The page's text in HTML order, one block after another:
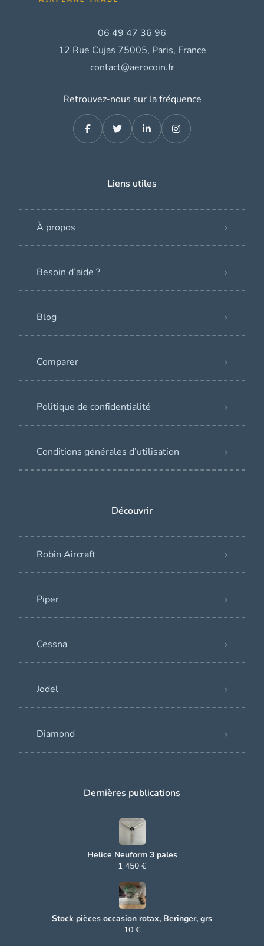
06 49 47 36 96
12 Rue Cujas 75005, Paris, France
contact@aerocoin.fr
Retrouvez-nous sur la fréquence
Liens utiles
À propos
Besoin d’aide ?
Blog
Comparer
Politique de confidentialité
Conditions générales d’utilisation
Découvrir
Robin Aircraft
Piper
Cessna
Jodel
Diamond
Dernières publications
Helice Neuform 3 pales
1 450 €
Stock pièces occasion rotax, Beringer, grs
10 €